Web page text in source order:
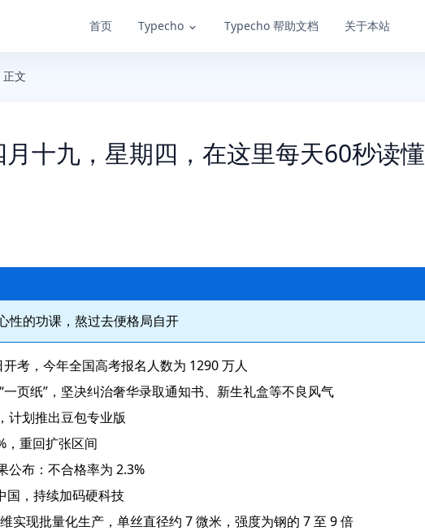
首页 Typecho Typecho 帮助文档 关于本站
正文
十九，星期四，在这里每天60秒读懂
性的功课，熬过去便格局自开
考，今年全国高考报名人数为 1290 万人
页纸”，坚决纠治奢华录取通知书、新生礼盒等不良风气
计划推出豆包专业版
，重回扩张区间
公布：不合格率为 2.3%
国，持续加码硬科技
实现批量化生产，单丝直径约 7 微米，强度为钢的 7 至 9 倍